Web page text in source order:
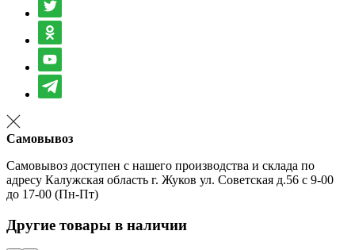
Самовывоз
Самовывоз доступен с нашего производства и склада по
адресу Калужская область г. Жуков ул. Советская д.56 с 9-00
до 17-00 (Пн-Пт)
Другие товары в наличии